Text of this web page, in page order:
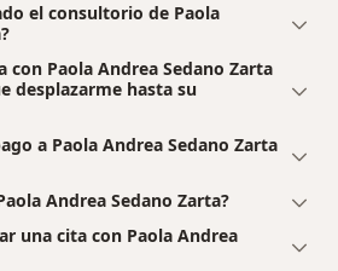
el consultorio de Paola
con Paola Andrea Sedano Zarta
desplazarme hasta su
a Paola Andrea Sedano Zarta
Andrea Sedano Zarta?
una cita con Paola Andrea